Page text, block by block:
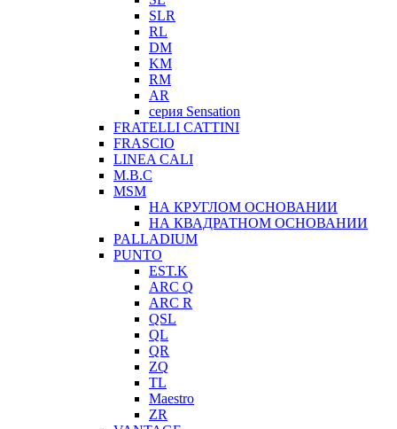
SLR
RL
DM
KM
RM
AR
серия Sensation
FRATELLI CATTINI
FRASCIO
LINEA CALI
M.B.C
MSM
НА КРУГЛОМ ОСНОВАНИИ
НА КВАДРАТНОМ ОСНОВАНИИ
PALLADIUM
PUNTO
EST.K
ARC Q
ARC R
QSL
QL
QR
ZQ
TL
Maestro
ZR